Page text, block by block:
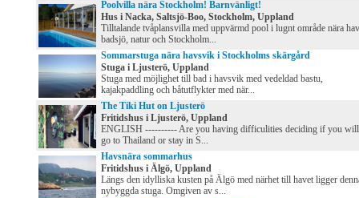
Poolvilla nära Stockholm! Barnvänligt!
Hus i Nacka, Saltsjö-Boo, Stockholm, Uppland
Tilltalande tvåplansvilla med uppvärmd pool i lugnt område nära
badsjö, natur och Stockholm...
Sommarstuga nära havsvik i Stockholms skärgård
Stuga i Ljusterö, Uppland
Stuga med möjlighet till bad i havsvik med vedeldad bastu,
kajakpaddling och båtutflykter med när...
The Tiki Hut on Ljusterö
Fritidshus i Ljusterö, Uppland
ENGLISH ---------- Are you having difficulities deciding if you will
go to Thailand or stay in S...
Havsnära sommarhus
Fritidshus i Älgö, Uppland
Längs den idylliska kusten på Älgö med närhet till havet ligger
nybyggda stuga. Omgiven av s...